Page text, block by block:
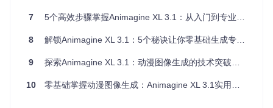
低，建议使用GPU加速。
Step 2/3：安装依赖包
打开终端，执行以下命令安装必要的Python库：
7 5个高效步骤掌握Animagine XL 3.1：从入门到专业动漫创作
8 解锁Animagine XL 3.1：5个秘诀让你零基础生成专业动漫图像
9 探索Animagine XL 3.1：动漫图像生成的技术突破与实践指南
10 零基础掌握动漫图像生成：Animagine XL 3.1实用技巧与高效方案